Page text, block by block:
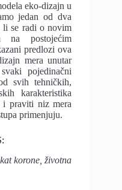
eko-dizajn u
jedan od dva
li se radi o novim
na postojećim
predlozi ova
mera unutar
pojedinačni
svih tehničkih,
karakteristika
i praviti niz mera
primenjuju.
korone, životna